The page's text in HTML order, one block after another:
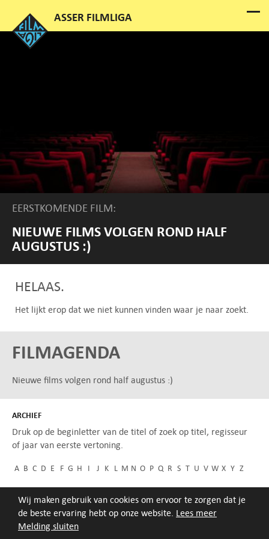
Melding sluiten
Wij maken gebruik van cookies om ervoor te zorgen dat je
de beste ervaring hebt op onze website. Lees meer
EERSTKOMENDE FILM:
NIEUWE FILMS VOLGEN ROND HALF
AUGUSTUS :)
HELAAS.
Het lijkt erop dat we niet kunnen vinden waar je naar zoekt.
FILMAGENDA
Nieuwe films volgen rond half augustus :)
ARCHIEF
Druk op de beginletter van de titel of zoek op titel, regisseur
of jaar van eerste vertoning.
A B C D E F G H I J K L M N O P Q R S T U V W X Y Z